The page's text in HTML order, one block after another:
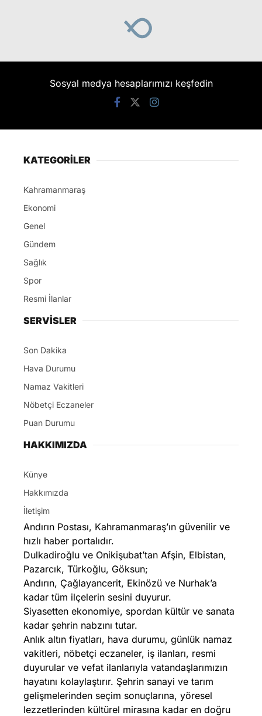
Sosyal medya hesaplarımızı keşfedin
KATEGORİLER
Kahramanmaraş
Ekonomi
Genel
Gündem
Sağlık
Spor
Resmi İlanlar
SERVİSLER
Son Dakika
Hava Durumu
Namaz Vakitleri
Nöbetçi Eczaneler
Puan Durumu
HAKKIMIZDA
Künye
Hakkımızda
İletişim
Andırın Postası, Kahramanmaraş’ın güvenilir ve
hızlı haber portalıdır.
Dulkadiroğlu ve Onikişubat’tan Afşin, Elbistan,
Pazarcık, Türkoğlu, Göksun;
Andırın, Çağlayancerit, Ekinözü ve Nurhak’a
kadar tüm ilçelerin sesini duyurur.
Siyasetten ekonomiye, spordan kültür ve sanata
kadar şehrin nabzını tutar.
Anlık altın fiyatları, hava durumu, günlük namaz
vakitleri, nöbetçi eczaneler, iş ilanları, resmi
duyurular ve vefat ilanlarıyla vatandaşlarımızın
hayatını kolaylaştırır. Şehrin sanayi ve tarım
gelişmelerinden seçim sonuçlarına, yöresel
lezzetlerinden kültürel mirasına kadar en doğru